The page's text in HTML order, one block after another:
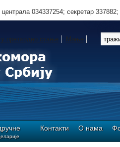
Контакти О нама
034337254; секретар
у претходно стање Мање